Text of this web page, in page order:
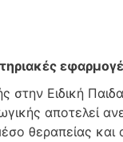
στην Ειδική
αποτελεί
θεραπείας και